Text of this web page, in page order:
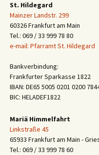
St. Hildegard
Mainzer Landstr. 299
60326 Frankfurt am Main
Tel.: 069 / 33 999 78 80
e-mail: Pfarramt St. Hildegard
Bankverbindung:
Frankfurter Sparkasse 1822
IBAN: DE65 5005 0201 0200
BIC: HELADEF1822
Mariä Himmelfahrt
Linkstraße 45
65933 Frankfurt am Main -
Tel.: 069 / 33 999 78 60